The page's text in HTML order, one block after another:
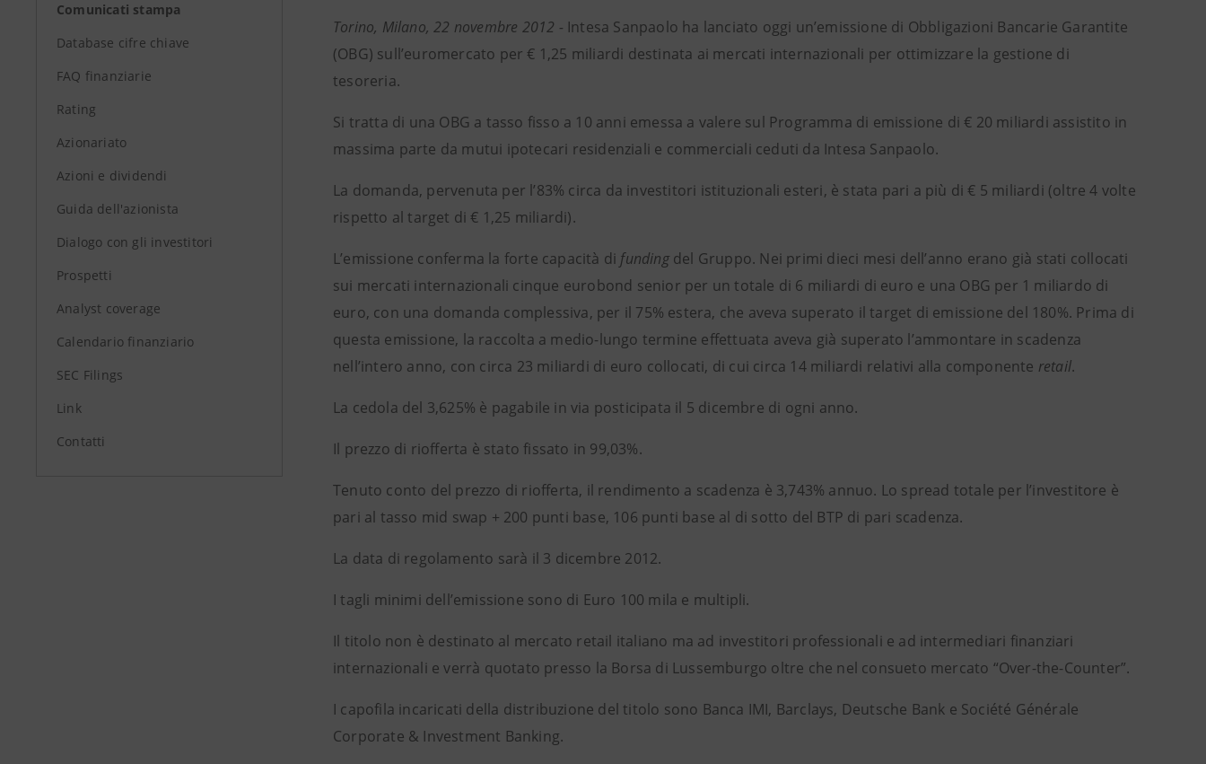
Comunicati stampa
Database cifre chiave
FAQ finanziarie
Rating
Azionariato
Azioni e dividendi
Guida dell'azionista
Dialogo con gli investitori
Prospetti
Analyst coverage
Calendario finanziario
SEC Filings
Link
Contatti
Torino, Milano, 22 novembre 2012 - Intesa Sanpaolo ha lanciato oggi un’emissione di Obbligazioni Bancarie Garantite
(OBG) sull’euromercato per € 1,25 miliardi destinata ai mercati internazionali per ottimizzare la gestione di
tesoreria.
Si tratta di una OBG a tasso fisso a 10 anni emessa a valere sul Programma di emissione di € 20 miliardi assistito in
massima parte da mutui ipotecari residenziali e commerciali ceduti da Intesa Sanpaolo.
La domanda, pervenuta per l’83% circa da investitori istituzionali esteri, è stata pari a più di € 5 miliardi (oltre 4 volte
rispetto al target di € 1,25 miliardi).
L’emissione conferma la forte capacità di fundingdel Gruppo. Nei primi dieci mesi dell’anno erano già stati collocati
sui mercati internazionali cinque eurobond senior per un totale di 6 miliardi di euro e una OBG per 1 miliardo di
euro, con una domanda complessiva, per il 75% estera, che aveva superato il target di emissione del 180%. Prima di
questa emissione, la raccolta a medio-lungo termine effettuata aveva già superato l’ammontare in scadenza
nell’intero anno, con circa 23 miliardi di euro collocati, di cui circa 14 miliardi relativi alla componente retail.
La cedola del 3,625% è pagabile in via posticipata il 5 dicembre di ogni anno.
Il prezzo di riofferta è stato fissato in 99,03%.
Tenuto conto del prezzo di riofferta, il rendimento a scadenza è 3,743% annuo. Lo spread totale per l’investitore è
pari al tasso mid swap + 200 punti base, 106 punti base al di sotto del BTP di pari scadenza.
La data di regolamento sarà il 3 dicembre 2012.
I tagli minimi dell’emissione sono di Euro 100 mila e multipli.
Il titolo non è destinato al mercato retail italiano ma ad investitori professionali e ad intermediari finanziari
internazionali e verrà quotato presso la Borsa di Lussemburgo oltre che nel consueto mercato “Over-the-Counter”.
I capofila incaricati della distribuzione del titolo sono Banca IMI, Barclays, Deutsche Bank e Société Générale
Corporate & Investment Banking.